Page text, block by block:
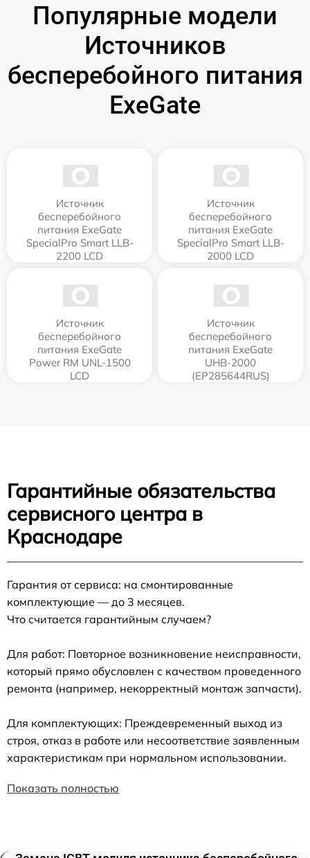
Популярные модели
Источников
бесперебойного питания
ExeGate
Источник
бесперебойного
питания ExeGate
SpecialPro Smart LLB-
2200 LCD
Источник
бесперебойного
питания ExeGate
SpecialPro Smart LLB-
2000 LCD
Источник
бесперебойного
питания ExeGate
Power RM UNL-1500
LCD
Источник
бесперебойного
питания ExeGate
UHB-2000
(EP285644RUS)
Гарантийные обязательства
сервисного центра в
Краснодаре
Гарантия от сервиса: на смонтированные
комплектующие — до 3 месяцев.
Что считается гарантийным случаем?
Для работ: Повторное возникновение неисправности,
который прямо обусловлен с качеством проведенного
ремонта (например, некорректный монтаж запчасти).
Для комплектующих: Преждевременный выход из
строя, отказ в работе или несоответствие заявленным
характеристикам при нормальном использовании.
Показать полностью